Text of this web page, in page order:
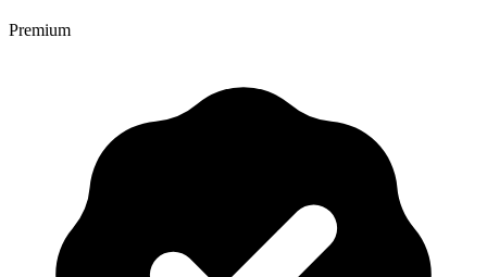
Premium